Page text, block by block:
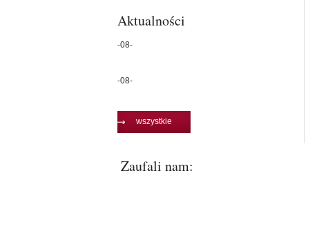
Aktualności
-08-
-08-
wszystkie
Zaufali nam: